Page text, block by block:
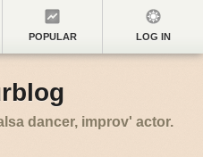
POPULAR LOG IN
dancer, improv' actor.